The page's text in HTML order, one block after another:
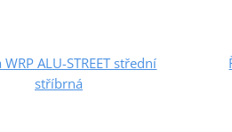
ALU-STREET střední
stříbrná